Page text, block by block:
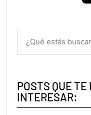
POSTS QUE TE
INTERESAR: